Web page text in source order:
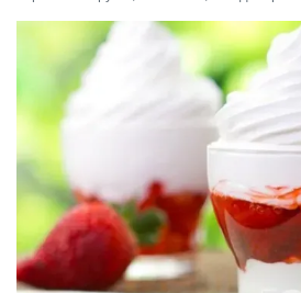
можно в грушевое пюре добавить также